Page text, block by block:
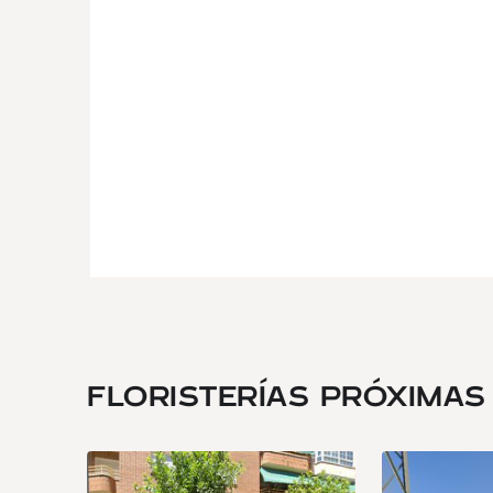
FLORISTERÍAS PRÓXIMAS